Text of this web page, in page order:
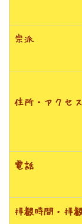
宗派
住所・アクセス
電話
拝観時間・拝